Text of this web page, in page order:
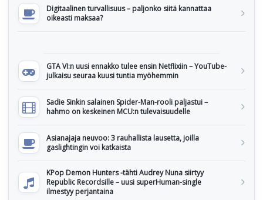
Digitaalinen turvallisuus – paljonko siitä kannattaa
oikeasti maksaa?
GTA VI:n uusi ennakko tulee ensin Netflixiin – YouTube-
julkaisu seuraa kuusi tuntia myöhemmin
Sadie Sinkin salainen Spider-Man-rooli paljastui –
hahmo on keskeinen MCU:n tulevaisuudelle
Asianajaja neuvoo: 3 rauhallista lausetta, joilla
gaslightingin voi katkaista
KPop Demon Hunters -tähti Audrey Nuna siirtyy
Republic Recordsille – uusi superHuman-single
ilmestyy perjantaina